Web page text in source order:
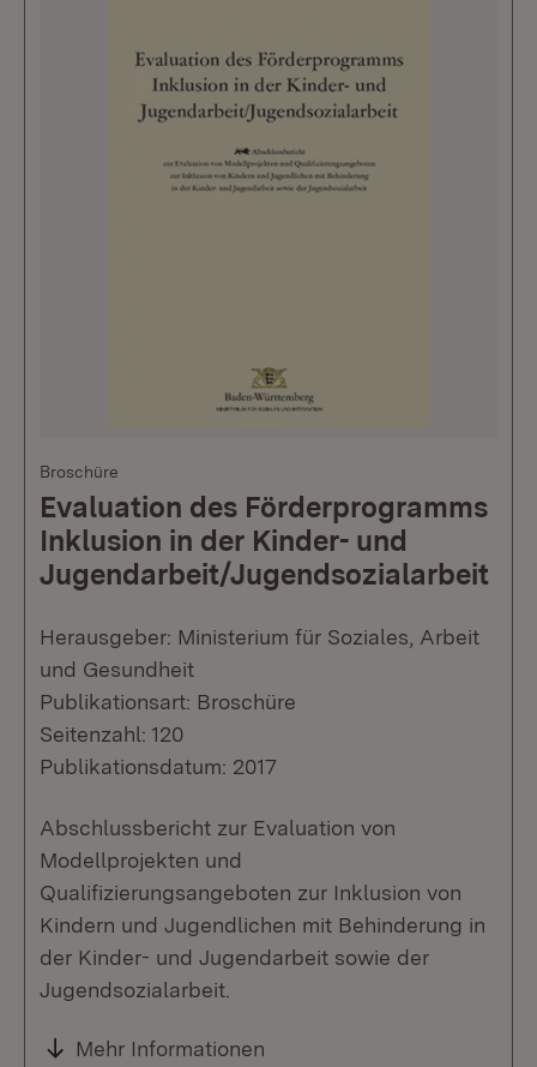
Broschüre
Evaluation des Förderprogramms
Inklusion in der Kinder- und
Jugendarbeit/Jugendsozialarbeit
Herausgeber: Ministerium für Soziales, Arbeit
und Gesundheit
Publikationsart: Broschüre
Seitenzahl: 120
Publikationsdatum: 2017
Abschlussbericht zur Evaluation von
Modellprojekten und
Qualifizierungsangeboten zur Inklusion von
Kindern und Jugendlichen mit Behinderung in
der Kinder- und Jugendarbeit sowie der
Jugendsozialarbeit.
Mehr Informationen